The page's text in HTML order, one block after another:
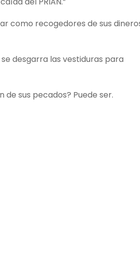
como recogedores de sus
desgarra las vestiduras para
sus pecados? Puede ser.